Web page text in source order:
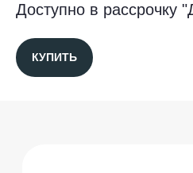
Доступно в рассрочку
КУПИТЬ